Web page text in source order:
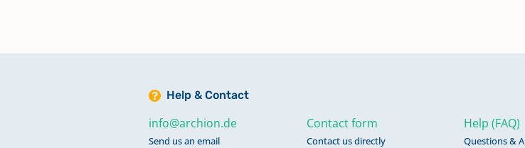
Help & Contact
info@archion.de
Send us an email
Contact form
Contact us directly
Help (FAQ)
Questions &